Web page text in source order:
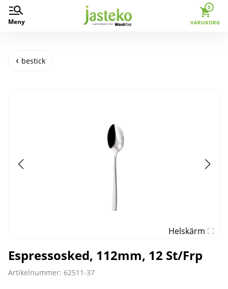
Meny
0
VARUKORG
bestick
Helskärm
Espressosked, 112mm, 12 St/Frp
Artikelnummer: 62511-37